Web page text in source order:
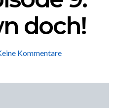
doch!
Kommentare